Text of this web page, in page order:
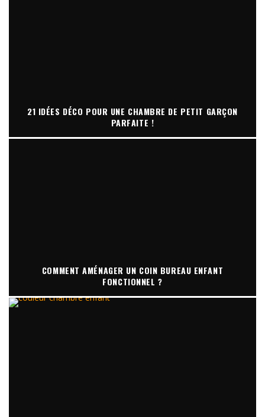
21 IDÉES DÉCO POUR UNE CHAMBRE DE PETIT GARÇON
PARFAITE !
COMMENT AMÉNAGER UN COIN BUREAU ENFANT
FONCTIONNEL ?